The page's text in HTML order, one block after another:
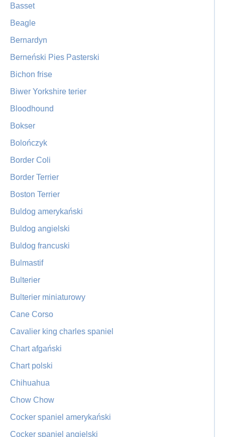
Basset
Beagle
Bernardyn
Berneński Pies Pasterski
Bichon frise
Biwer Yorkshire terier
Bloodhound
Bokser
Bolończyk
Border Coli
Border Terrier
Boston Terrier
Buldog amerykański
Buldog angielski
Buldog francuski
Bulmastif
Bulterier
Bulterier miniaturowy
Cane Corso
Cavalier king charles spaniel
Chart afgański
Chart polski
Chihuahua
Chow Chow
Cocker spaniel amerykański
Cocker spaniel angielski